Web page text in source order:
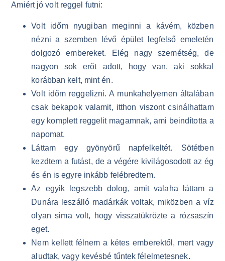
Amiért jó volt reggel futni:
Volt időm nyugiban meginni a kávém, közben
nézni a szemben lévő épület legfelső emeletén
dolgozó embereket. Elég nagy szemétség, de
nagyon sok erőt adott, hogy van, aki sokkal
korábban kelt, mint én.
Volt időm reggelizni. A munkahelyemen általában
csak bekapok valamit, itthon viszont csinálhattam
egy komplett reggelit magamnak, ami beindította a
napomat.
Láttam egy gyönyörű napfelkeltét. Sötétben
kezdtem a futást, de a végére kivilágosodott az ég
és én is egyre inkább felébredtem.
Az egyik legszebb dolog, amit valaha láttam a
Dunára leszálló madárkák voltak, miközben a víz
olyan sima volt, hogy visszatükrözte a rózsaszín
eget.
Nem kellett félnem a kétes emberektől, mert vagy
aludtak, vagy kevésbé tűntek félelmetesnek.